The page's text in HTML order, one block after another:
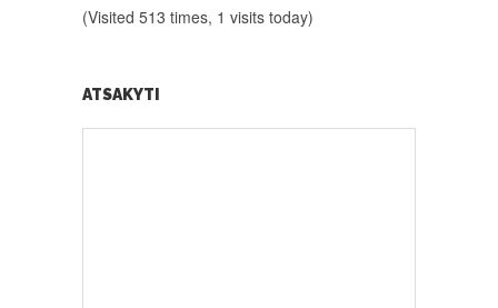
(Visited 513 times, 1 visits today)
ATSAKYTI